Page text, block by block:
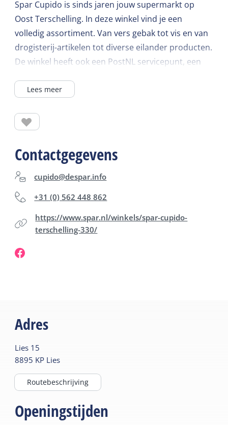
Spar Cupido is sinds jaren jouw supermarkt op
Oost Terschelling. In deze winkel vind je een
volledig assortiment. Van vers gebak tot vis en van
drogisterij-artikelen tot diverse eilander producten.
De winkel heeft ook een PostNL servicepunt, een
je ook online bestellen op www.spar.nl en laten
in je koelkast! Kijk voor de actuele openingstijden
op de website.
Lees meer
Contactgegevens
cupido@despar.info
+31 (0) 562 448 862
https://www.spar.nl/winkels/spar-cupido-
terschelling-330/
Adres
Lies 15
8895 KP Lies
Routebeschrijving
Openingstijden